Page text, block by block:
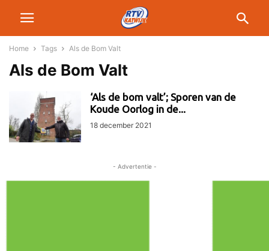
Home Tags Als de Bom Valt
Als de Bom Valt
‘Als de bom valt’; Sporen van de
Koude Oorlog in de...
18 december 2021
- Advertentie -